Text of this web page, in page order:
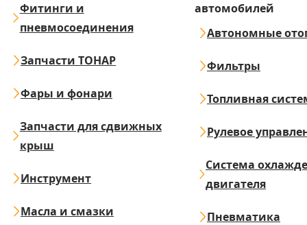
Фитинги и
пневмосоединения
Запчасти ТОНАР
Фары и фонари
Запчасти для сдвижных
крыш
Инструмент
Масла и смазки
автомобилей
Автономные
Фильтры
Топливная
Рулевое
Система
двигателя
Пневматика